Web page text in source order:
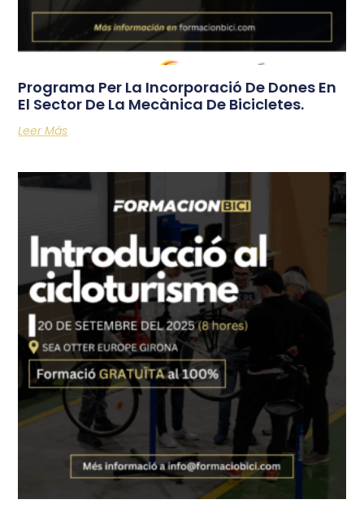
Programa Per La Incorporació De Dones En
El Sector De La Mecànica De Bicicletes.
Leer Más